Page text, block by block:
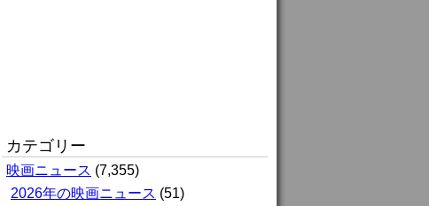
カテゴリー
映画ニュース (7,355)
2026年の映画ニュース (51)